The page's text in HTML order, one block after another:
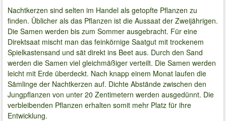
Nachtkerzen sind selten im Handel als getopfte Pflanzen zu
finden. Üblicher als das Pflanzen ist die Aussaat der Zweijährigen.
Die Samen werden bis zum Sommer ausgebracht. Für eine
Direktsaat mischt man das feinkörnige Saatgut mit trockenem
Spielkastensand und sät direkt ins Beet aus. Durch den Sand
werden die Samen viel gleichmäßiger verteilt. Die Samen werden
leicht mit Erde überdeckt. Nach knapp einem Monat laufen die
Sämlinge der Nachtkerzen auf. Dichte Abstände zwischen den
Jungpflanzen von unter 20 Zentimetern werden ausgedünnt. Die
verbleibenden Pflanzen erhalten somit mehr Platz für ihre
Entwicklung.